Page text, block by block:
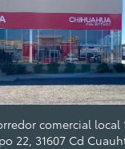
comercial local
22, 31607 Cd